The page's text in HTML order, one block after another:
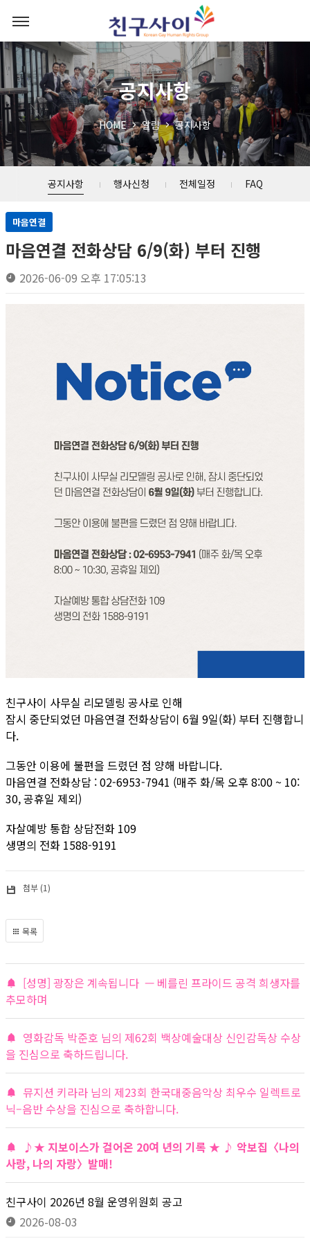
공지사항
HOME 알림 공지사항
공지사항 행사신청 전체일정 FAQ
마음연결
마음연결 전화상담 6/9(화) 부터 진행
2026-06-09 오후 17:05:13
친구사이 사무실 리모델링 공사로 인해
잠시 중단되었던 마음연결 전화상담이 6월 9일(화) 부터 진행합니
다.
그동안 이용에 불편을 드렸던 점 양해 바랍니다.
마음연결 전화상담 : 02-6953-7941 (매주 화/목 오후 8:00 ~ 10:
30, 공휴일 제외)
자살예방 통합 상담전화 109
생명의 전화 1588-9191
첨부 (1)
목록
[성명] 광장은 계속됩니다 — 베를린 프라이드 공격 희생자를
추모하며
영화감독 박준호 님의 제62회 백상예술대상 신인감독상 수상
을 진심으로 축하드립니다.
뮤지션 키라라 님의 제23회 한국대중음악상 최우수 일렉트로
닉–음반 수상을 진심으로 축하합니다.
♪★ 지보이스가 걸어온 20여 년의 기록 ★ ♪ 악보집〈나의
사랑, 나의 자랑〉발매!
친구사이 2026년 8월 운영위원회 공고
2026-08-03